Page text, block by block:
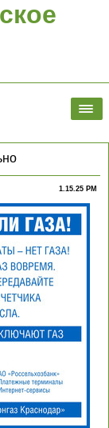
1.15.25 PM